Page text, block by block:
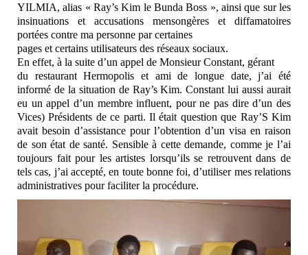
YILMIA, alias « Ray’s Kim le Bunda Boss », ainsique sur les
insinuations et accusations mensongères et diffamatoires
portées contre ma personne par certaines
pages et certains utilisateurs des réseaux sociaux.
En effet, à la suite d’un appel de Monsieur Constant, gérant
du restaurant Hermopolis et ami de longue date, j’ai été
informé de la situation de Ray’s Kim. Constant lui aussi aurait
eu un appel d’un membre influent, pour ne pas dire d’un des
Vices) Présidents de ce parti. Il était question que Ray’S Kim
avait besoin d’assistance pour l’obtention d’un visa en raison
de son état de santé. Sensible à cette demande, comme je l’ai
toujours fait pour les artistes lorsqu’ils se retrouvent dans de
tels cas, j’ai accepté, en toute bonne foi, d’utiliser mes relations
administratives pourfaciliter la procédure.